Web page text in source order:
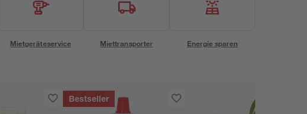
Mietgeräteservice Miettransporter Energie sparen
Bestseller